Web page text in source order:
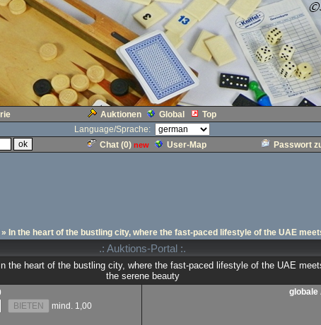
Auktionen Global Top
Language/Sprache:
Chat (0) new User-Map Passwort
» In the heart of the bustling city, where the fast-paced lifestyle of the UAE
.: Auktions-Portal :.
the heart of the bustling city, where the fast-paced lifestyle of the UAE
the serene beauty
mind. 1,00
globale